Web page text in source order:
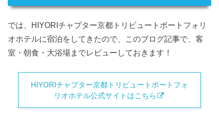
では、HIYORIチャプター京都トリビュートポートフォリ
オホテルに宿泊をしてきたので、このブログ記事で、客
室・朝食・大浴場までレビューしておきます！
HIYORIチャプター京都トリビュートポートフォ
リオホテル公式サイトはこちら